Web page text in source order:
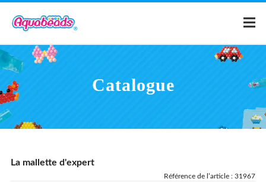
Page d'accueil
Catalogue
La mallette d'expert
Référence de l’article : 31967